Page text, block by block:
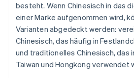
besteht. Wenn Chinesisch in das
einer Marke aufgenommen wird,
Varianten abgedeckt werden:
Chinesisch, das häufig in
und traditionelles Chinesisch, das
Taiwan und Hongkong verwendet